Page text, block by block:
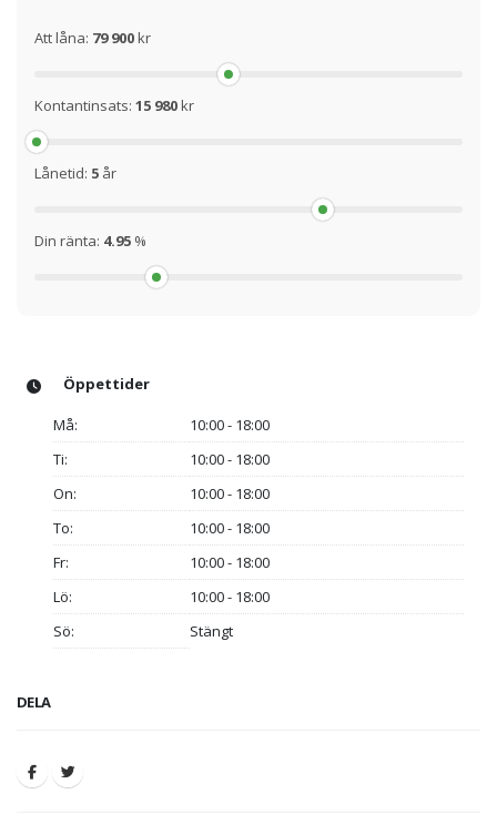
Att låna: 79 900kr
Kontantinsats: 15 980kr
Lånetid: 5 år
Din ränta: 4.95 %
Öppettider
Må:
10:00 - 18:00
Ti:
10:00 - 18:00
On:
10:00 - 18:00
To:
10:00 - 18:00
Fr:
10:00 - 18:00
Lö:
10:00 - 18:00
Sö:
Stängt
DELA